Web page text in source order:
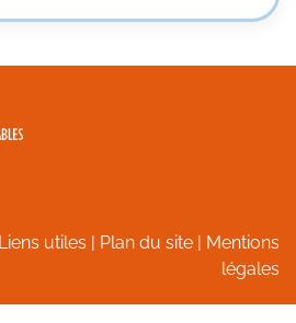
Liens utiles | Plan du site | Mentions
légales